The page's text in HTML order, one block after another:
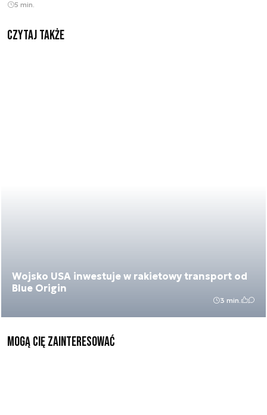
5 min.
Czytaj także
Wojsko USA inwestuje w rakietowy transport od
Blue Origin
3 min.
Mogą Cię zainteresować